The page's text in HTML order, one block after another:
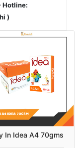
Hotline:
)
In Idea A4 70gms